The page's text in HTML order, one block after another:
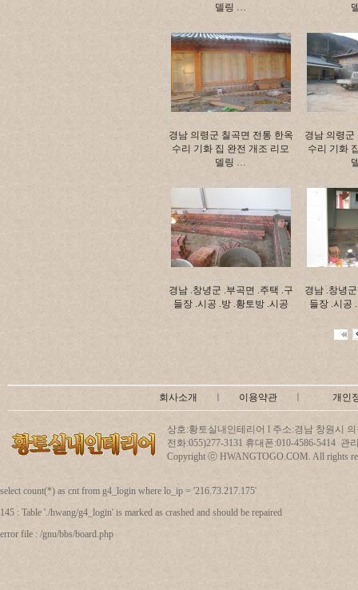
델링 …
경남 의령군 칠곡면 전통 한옥
수리 기화 집 완전 개조 리모
델링 …
경남 의령군
수리 기화
경남 .창녕군 .부곡면 .주택 .구
들장 .시공 .방 .황토방 .시공
경남 .창녕
들장 .시공
회사소개 이용약관 개인
상호:황토실내인테리어 l 주소:경남 창원시
전화:055)277-3131 휴대폰:010-4586-5414 관
Copyright ⓒ HWANGTOGO.COM. All rights
select count(*) as cnt from g4_login where lo_ip = '216.73.217.175'
145 : Table './hwang/g4_login' is marked as crashed and should be repaired
error file : /gnu/bbs/board.php